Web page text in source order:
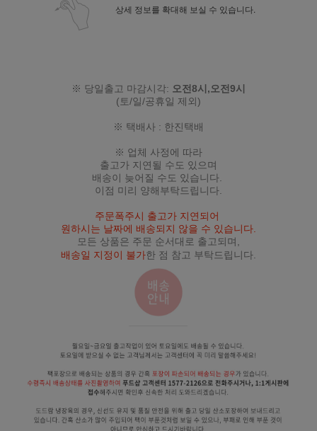
상세 정보를 확대해 보실 수 있습니다.
※ 당일출고 마감시각: 오전8시,오전9시
(토/일/공휴일 제외)
※ 택배사 : 한진택배
※ 업체 사정에 따라
출고가 지연될 수도 있으며
배송이 늦어질 수도 있습니다.
이점 미리 양해부탁드립니다.
주문폭주시 출고가 지연되어
원하시는 날짜에 배송되지 않을 수 있습니다.
모든 상품은 주문 순서대로 출고되며,
배송일 지정이 불가한 점 참고 부탁드립니다.